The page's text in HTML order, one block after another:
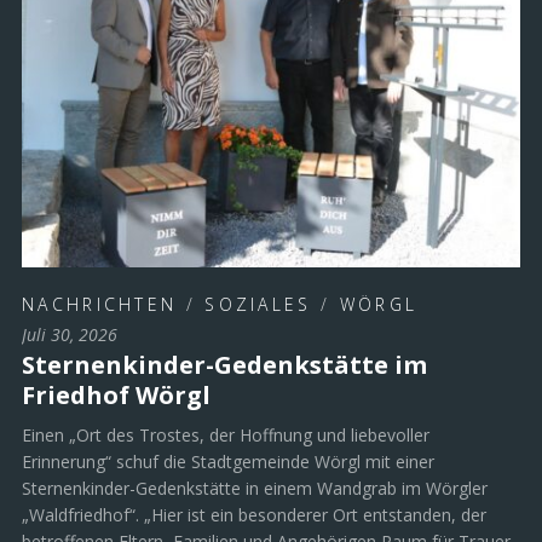
NACHRICHTEN / SOZIALES / WÖRGL
Juli 30, 2026
Sternenkinder-Gedenkstätte im
Friedhof Wörgl
Einen „Ort des Trostes, der Hoffnung und liebevoller
Erinnerung“ schuf die Stadtgemeinde Wörgl mit einer
Sternenkinder-Gedenkstätte in einem Wandgrab im Wörgler
„Waldfriedhof“. „Hier ist ein besonderer Ort entstanden, der